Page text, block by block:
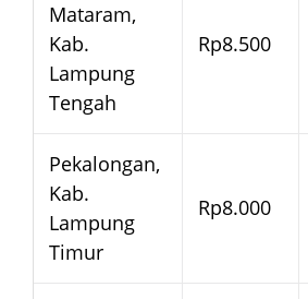
Mataram,
Kab.
Lampung
Tengah
Rp8.500
Pekalongan,
Kab.
Lampung
Timur
Rp8.000